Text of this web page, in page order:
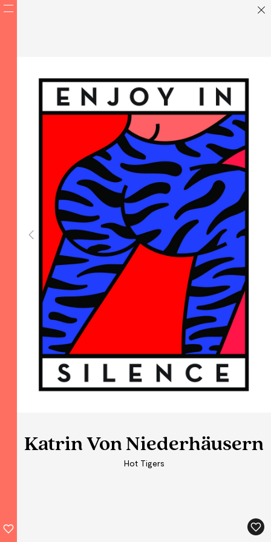
Katrin Von Niederhäusern
Hot Tigers
Katrin Von Niederhäusern
Hot Tigers
Katrin Von Niederhäusern
Hot Tigers